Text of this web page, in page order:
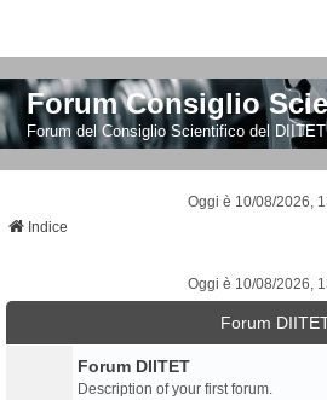
Forum Consiglio
Forum del Consiglio Scientifico del DIITET
Oggi è 10/08/2026,
Indice
Oggi è 10/08/2026,
Forum
Forum DIITET
Description of your first forum.